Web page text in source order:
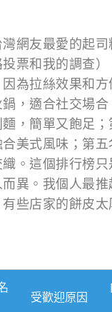
網友最愛的起司
投票和我的調查
為拉絲效果和
，適合社交場
，簡單又飽足
美式風味；第
。這個排行榜
異。我個人最推
些店家的餅皮太
受歡迎原因